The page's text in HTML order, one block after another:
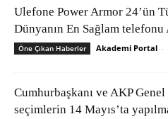
Ulefone Power Armor 24’ün
Dünyanın En Sağlam telefonu
Öne Çıkan Haberler Akademi Portal -
Cumhurbaşkanı ve AKP
seçimlerin 14 Mayıs’ta